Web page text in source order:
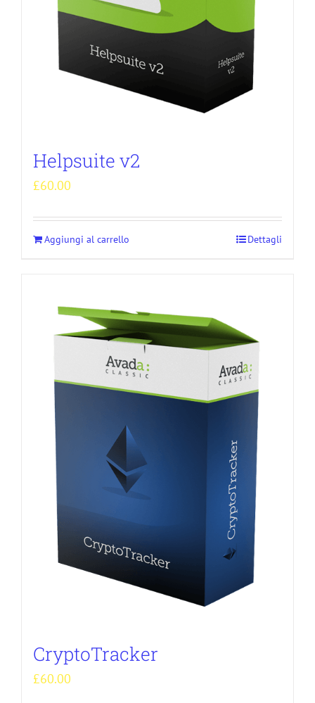
Helpsuite v2
£60.00
Aggiungi al carrello Dettagli
CryptoTracker
£60.00